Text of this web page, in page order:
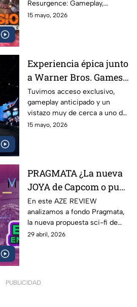
Resurgence AZE
Review
Resurgence: Gameplay,
gráficos, combate, mundo
15 mayo, 2026
Experiencia épica junto
a Warner Bros. Games
antes del estreno de
LEGO Batman: El
Legado del Caballero de
la Noche
Tuvimos acceso exclusivo,
gameplay anticipado y un
vistazo muy de cerca a uno de
los lanzamientos más
15 mayo, 2026
PRAGMATA ¿La nueva
JOYA de Capcom o pura
expectativa? | AZE
Review
En este AZE REVIEW
analizamos a fondo Pragmata,
la nueva propuesta sci-fi de
Capcom que ha generado
29 abril, 2026
PUBLICIDAD